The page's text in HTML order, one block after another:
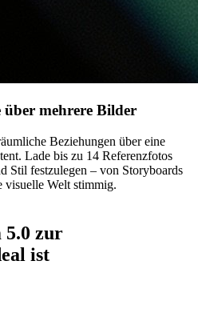
mehrere Bilder
Beziehungen über eine
Lade bis zu 14 Referenzfotos
Stil festzulegen – von Storyboards
visuelle Welt stimmig.
5.0 zur
ist